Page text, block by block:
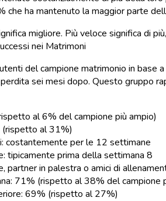
che ha mantenuto la maggior parte
migliore. Più veloce significa di
nei Matrimoni
del campione matrimonio in
sei mesi dopo. Questo gruppo
al 6% del campione più ampio)
al 31%)
costantemente per le 12 settimane
tipicamente prima della settimana 8
partner in palestra o amici di
71% (rispetto al 38% del campione
69% (rispetto al 27%)